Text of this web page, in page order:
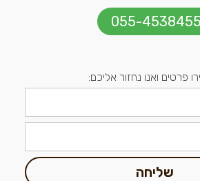
055-4538455
פרטים ואנו נחזור אליכם:
שליחה